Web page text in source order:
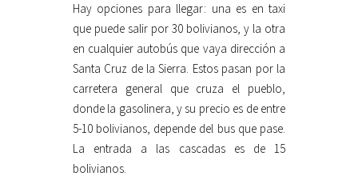
Hay opciones para llegar: una es en taxi
que puede salir por 30 bolivianos, y la otra
en cualquier autobús que vaya dirección a
Santa Cruz de la Sierra. Estos pasan por la
carretera general que cruza el pueblo,
donde la gasolinera, y su precio es de entre
5-10 bolivianos, depende del bus que pase.
La entrada a las cascadas es de 15
bolivianos.